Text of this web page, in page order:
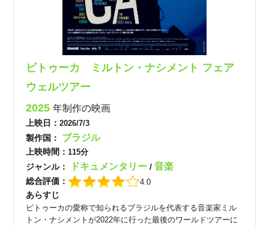
ビトゥーカ ミルトン・ナシメント フェア
ウェルツアー
2025年制作の映画
上映日：2026/7/3
製作国： ブラジル
上映時間： 115分
ジャンル： ドキュメンタリー/音楽
総合評価： 4.0
あらすじ
ビトゥーカの愛称で知られるブラジルを代表する音楽家ミル
トン・ナシメントが2022年に行った最後のワールドツアーに